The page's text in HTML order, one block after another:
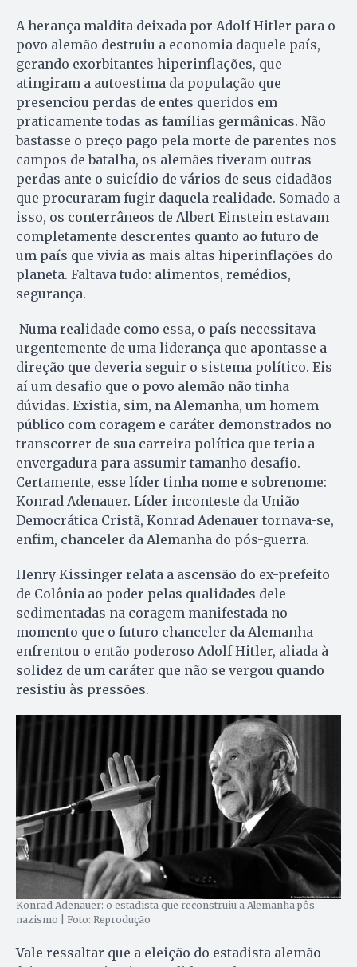
A herança maldita deixada por Adolf Hitler para o
povo alemão destruiu a economia daquele país,
gerando exorbitantes hiperinflações, que
atingiram a autoestima da população que
presenciou perdas de entes queridos em
praticamente todas as famílias germânicas. Não
bastasse o preço pago pela morte de parentes nos
campos de batalha, os alemães tiveram outras
perdas ante o suicídio de vários de seus cidadãos
que procuraram fugir daquela realidade. Somado a
isso, os conterrâneos de Albert Einstein estavam
completamente descrentes quanto ao futuro de
um país que vivia as mais altas hiperinflações do
planeta. Faltava tudo: alimentos, remédios,
segurança.
Numa realidade como essa, o país necessitava
urgentemente de uma liderança que apontasse a
direção que deveria seguir o sistema político. Eis
aí um desafio que o povo alemão não tinha
dúvidas. Existia, sim, na Alemanha, um homem
público com coragem e caráter demonstrados no
transcorrer de sua carreira política que teria a
envergadura para assumir tamanho desafio.
Certamente, esse líder tinha nome e sobrenome:
Konrad Adenauer. Líder inconteste da União
Democrática Cristã, Konrad Adenauer tornava-se,
enfim, chanceler da Alemanha do pós-guerra.
Henry Kissinger relata a ascensão do ex-prefeito
de Colônia ao poder pelas qualidades dele
sedimentadas na coragem manifestada no
momento que o futuro chanceler da Alemanha
enfrentou o então poderoso Adolf Hitler, aliada à
solidez de um caráter que não se vergou quando
resistiu às pressões.
Konrad Adenauer: o estadista que reconstruiu a Alemanha pôs-
nazismo | Foto: Reprodução
Vale ressaltar que a eleição do estadista alemão